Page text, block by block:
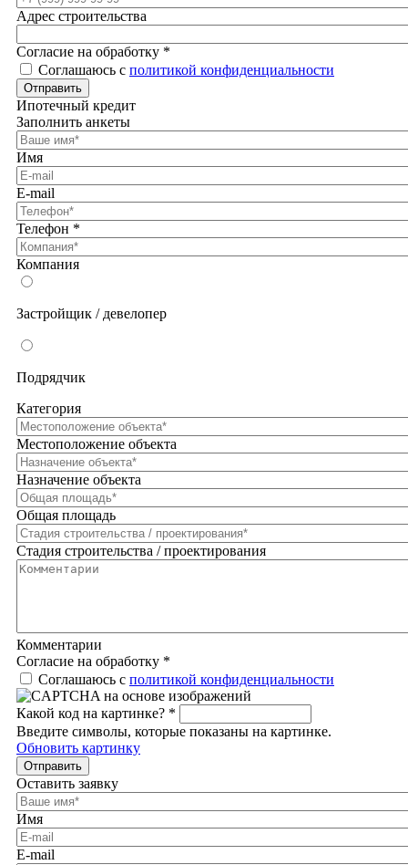
Адрес строительства
Согласие на обработку *
Соглашаюсь с политикой конфиденциальности
Отправить
Ипотечный кредит
Заполнить анкеты
Имя
E-mail
Телефон *
Компания
Застройщик / девелопер
Подрядчик
Категория
Местоположение объекта
Назначение объекта
Общая площадь
Стадия строительства / проектирования
Комментарии
Согласие на обработку *
Соглашаюсь с политикой конфиденциальности
Какой код на картинке? *
Введите символы, которые показаны на картинке.
Обновить картинку
Отправить
Оставить заявку
Имя
E-mail